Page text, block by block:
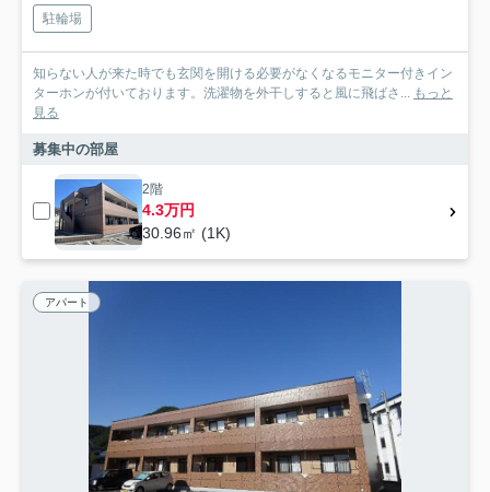
駐輪場
知らない人が来た時でも玄関を開ける必要がなくなるモニター付きイン
ターホンが付いております。洗濯物を外干しすると風に飛ばさ... もっと
見る
募集中の部屋
2階
4.3万円
30.96㎡ (1K)
アパート